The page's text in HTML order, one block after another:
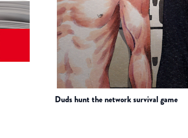
duds hunt the network survival game